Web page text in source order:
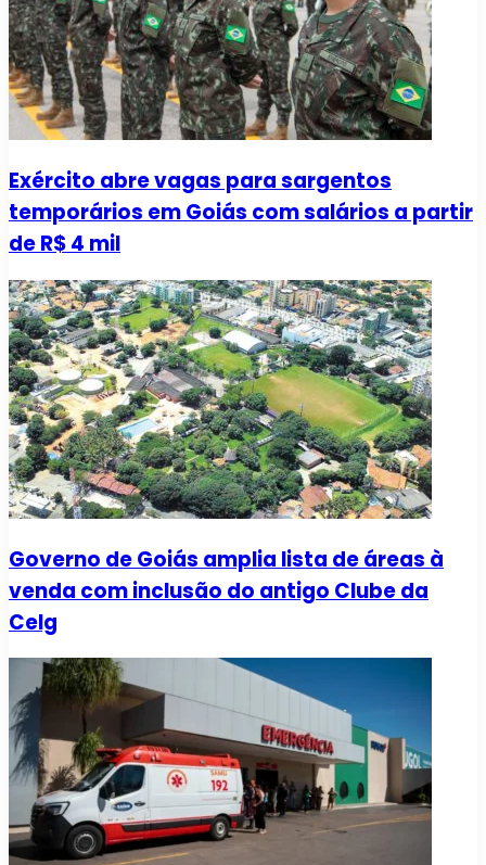
Exército abre vagas para sargentos
temporários em Goiás com salários a partir
de R$ 4 mil
Governo de Goiás amplia lista de áreas à
venda com inclusão do antigo Clube da
Celg